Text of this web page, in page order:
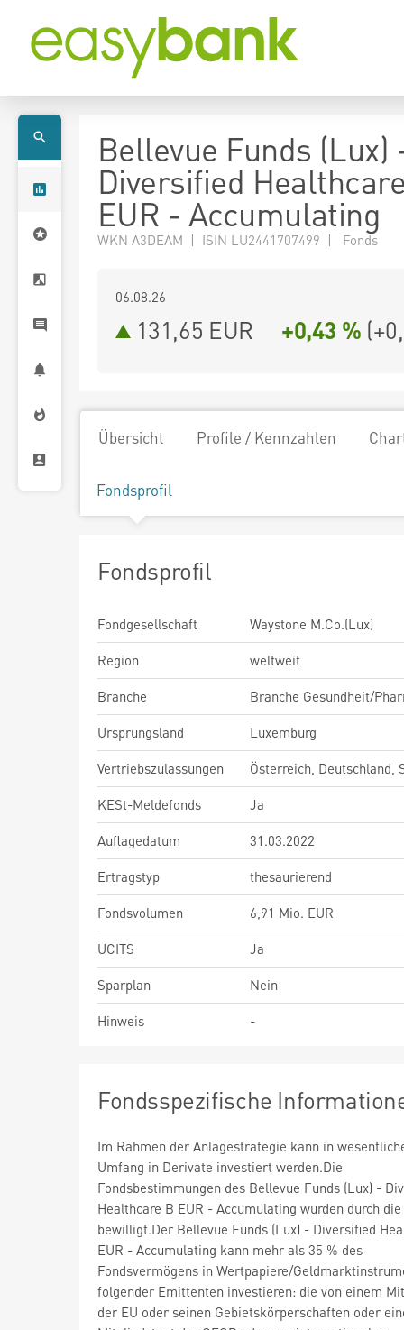
Bellevue Funds (Lux)
Diversified
EUR - Accumulating
WKN A3DEAM | ISIN LU2441707499 | Fonds
06.08.26
131,65 EUR +0,43 % (
Übersicht Profile / Kennzahlen
Fondsprofil
Fondsprofil
Fondgesellschaft
Waystone M.Co.(Lux)
Region
weltweit
Branche
Branche Gesundheit/
Ursprungsland
Luxemburg
Vertriebszulassungen
Österreich, Deutschland,
KESt-Meldefonds
Ja
Auflagedatum
31.03.2022
Ertragstyp
thesaurierend
Fondsvolumen
6,91 Mio. EUR
UCITS
Ja
Sparplan
Nein
Hinweis
-
Fondsspezifische
Im Rahmen der Anlagestrategie kann in
Umfang in Derivate investiert werden.Die
Fondsbestimmungen des Bellevue Funds (Lux) -
Healthcare B EUR - Accumulating wurden durch
bewilligt.Der Bellevue Funds (Lux) - Diversified
EUR - Accumulating kann mehr als 35 % des
Fondsvermögens in Wertpapiere/
folgender Emittenten investieren: die von einem
der EU oder seinen Gebietskörperschaften oder